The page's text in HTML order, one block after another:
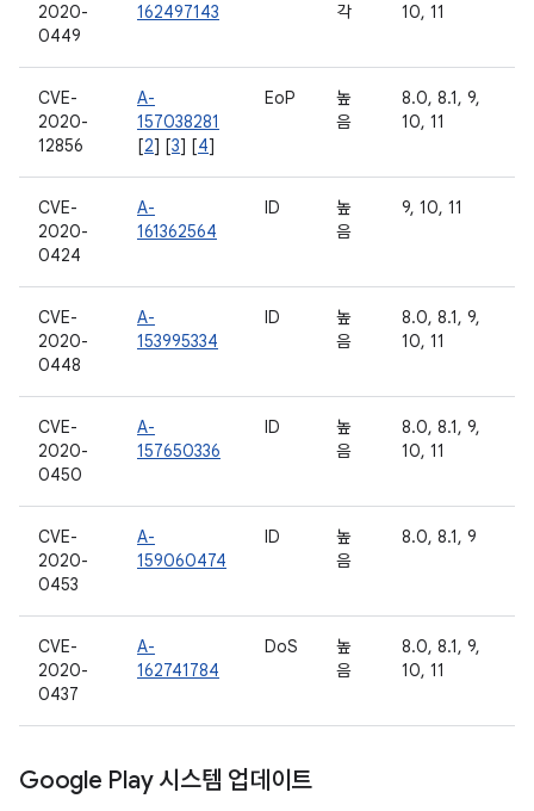
2020-
0449
162497143
각
10, 11
CVE-
2020-
12856
A-
157038281
[2] [3] [4]
EoP
높
음
8.0, 8.1, 9,
10, 11
CVE-
2020-
0424
A-
161362564
ID
높
음
9, 10, 11
CVE-
2020-
0448
A-
153995334
ID
높
음
8.0, 8.1, 9,
10, 11
CVE-
2020-
0450
A-
157650336
ID
높
음
8.0, 8.1, 9,
10, 11
CVE-
2020-
0453
A-
159060474
ID
높
음
8.0, 8.1, 9
CVE-
2020-
0437
A-
162741784
DoS
높
음
8.0, 8.1, 9,
10, 11
Google Play 시스템 업데이트